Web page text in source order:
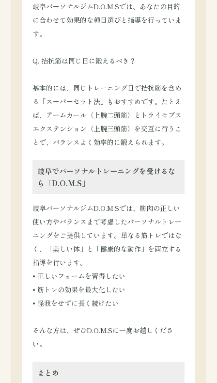
岐阜パーソナルジムD.O.M.Sでは、あなたの目的
に合わせて効果的な種目選びと指導を行っていま
す。
Q. 拮抗筋は同じ日に鍛えるべき？
基本的には、同じトレーニング日で拮抗筋を含め
る「スーパーセット法」もおすすめです。たとえ
ば、アームカール（上腕二頭筋）とトライセプス
エクステンション（上腕三頭筋）を交互に行うこ
とで、バランスよく効率的に鍛えられます。
岐阜でパーソナルトレーニングを受けるな
ら「D.O.M.S」
岐阜パーソナルジムD.O.M.Sでは、筋肉の正しい
使い方やバランスまで考慮したパーソナルトレー
ニングをご提供しています。単なる筋トレではな
く、「美しい体」と「健康的な動作」を両立する
指導を行います。
• 正しいフォームを習得したい
• 筋トレの効果を最大化したい
• 怪我をせずに長く続けたい
そんな方は、ぜひD.O.M.Sに一度お越しくださ
い。
まとめ